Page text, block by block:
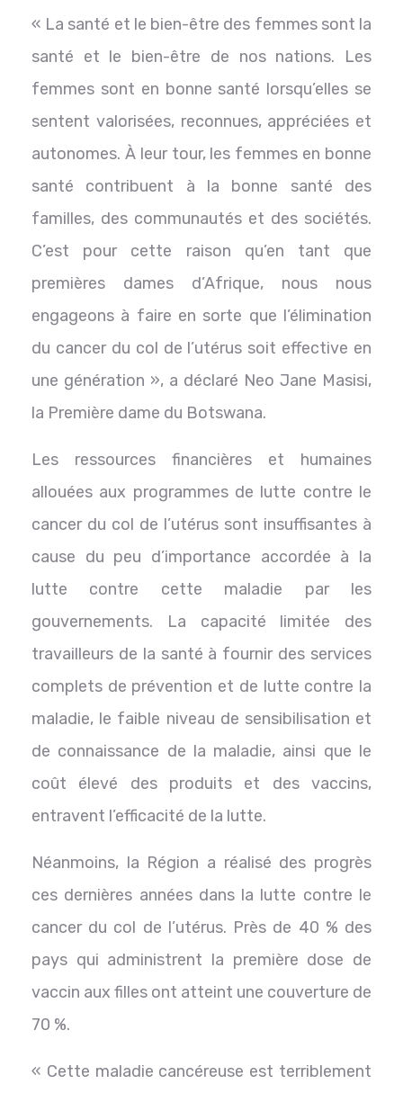
« La santé et le bien-être des femmes sont la
santé et le bien-être de nos nations. Les
femmes sont en bonne santé lorsqu’elles se
sentent valorisées, reconnues, appréciées et
autonomes. À leur tour, les femmes en bonne
santé contribuent à la bonne santé des
familles, des communautés et des sociétés.
C’est pour cette raison qu’en tant que
premières dames d’Afrique, nous nous
engageons à faire en sorte que l’élimination
du cancer du col de l’utérus soit effective en
une génération », a déclaré Neo Jane Masisi,
la Première dame du Botswana.
Les ressources financières et humaines
allouées aux programmes de lutte contre le
cancer du col de l’utérus sont insuffisantes à
cause du peu d’importance accordée à la
lutte contre cette maladie par les
gouvernements. La capacité limitée des
travailleurs de la santé à fournir des services
complets de prévention et de lutte contre la
maladie, le faible niveau de sensibilisation et
de connaissance de la maladie, ainsi que le
coût élevé des produits et des vaccins,
entravent l’efficacité de la lutte.
Néanmoins, la Région a réalisé des progrès
ces dernières années dans la lutte contre le
cancer du col de l’utérus. Près de 40 % des
pays qui administrent la première dose de
vaccin aux filles ont atteint une couverture de
70 %.
« Cette maladie cancéreuse est terriblement